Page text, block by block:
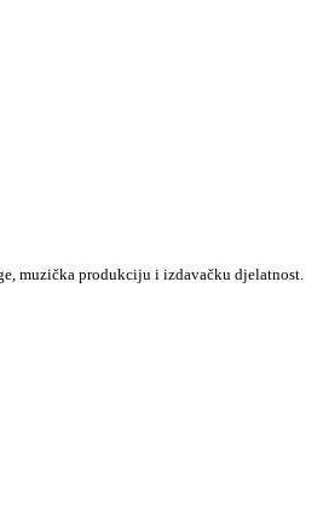
muzička produkciju i izdavačku djelatnost.